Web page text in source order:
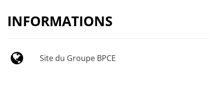
INFORMATIONS
Site du Groupe BPCE